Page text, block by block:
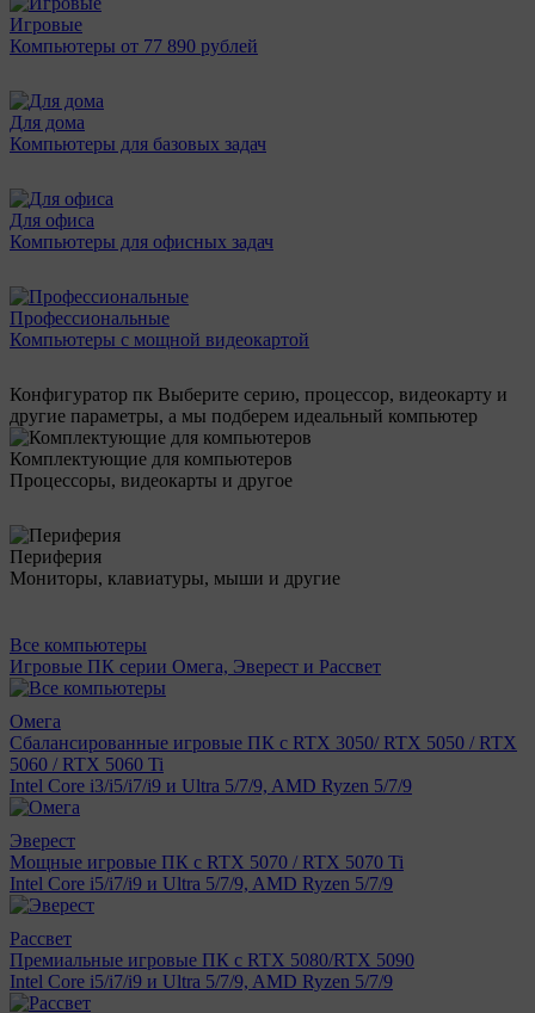
Игровые
Компьютеры от 77 890 рублей
Для дома
Компьютеры для базовых задач
Для офиса
Компьютеры для офисных задач
Профессиональные
Компьютеры с мощной видеокартой
Конфигуратор пк Выберите серию, процессор, видеокарту и
другие параметры, а мы подберем идеальный компьютер
Комплектующие для компьютеров
Процессоры, видеокарты и другое
Периферия
Мониторы, клавиатуры, мыши и другие
Все компьютеры
Игровые ПК серии Омега, Эверест и Рассвет
Омега
Сбалансированные игровые ПК с RTX 3050/ RTX 5050 / RTX
5060 / RTX 5060 Ti
Intel Core i3/i5/i7/i9 и Ultra 5/7/9, AMD Ryzen 5/7/9
Эверест
Мощные игровые ПК с RTX 5070 / RTX 5070 Ti
Intel Core i5/i7/i9 и Ultra 5/7/9, AMD Ryzen 5/7/9
Рассвет
Премиальные игровые ПК с RTX 5080/RTX 5090
Intel Core i5/i7/i9 и Ultra 5/7/9, AMD Ryzen 5/7/9